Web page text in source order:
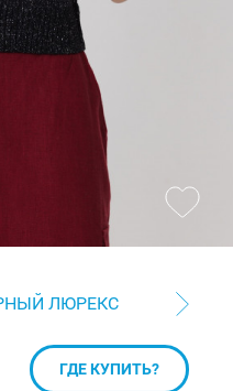
ЛЮРЕКС
ГДЕ КУПИТЬ?